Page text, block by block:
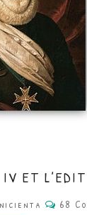
•
HISTOIRE
ET
68